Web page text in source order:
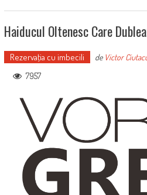
Haiducul Oltenesc Care
Rezervaţia cu imbecili de Victor
7957